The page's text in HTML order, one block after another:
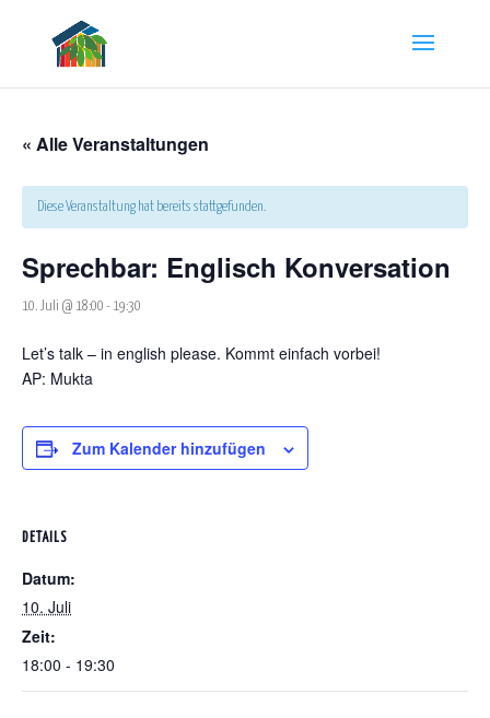
« Alle Veranstaltungen
Diese Veranstaltung hat bereits stattgefunden.
Sprechbar: Englisch Konversation
10. Juli @ 18:00 - 19:30
Let’s talk – in english please. Kommt einfach vorbei!
AP: Mukta
Zum Kalender hinzufügen
DETAILS
Datum:
10. Juli
Zeit:
18:00 - 19:30